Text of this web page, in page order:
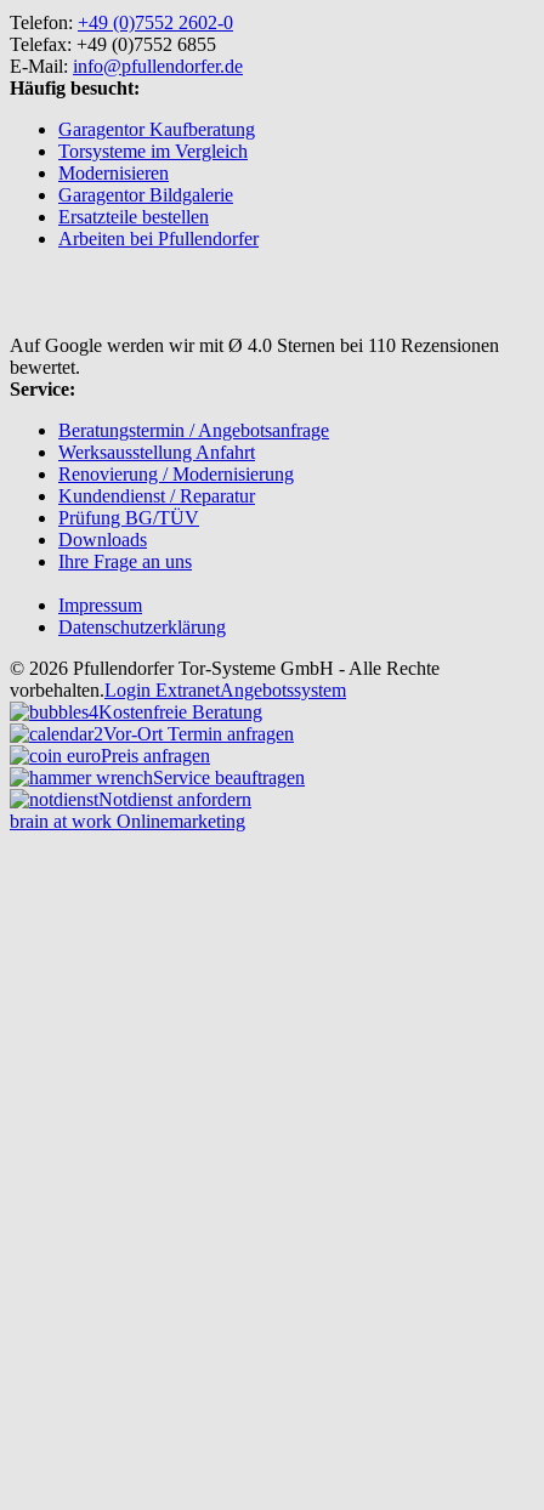
Telefon: +49 (0)7552 2602-0
Telefax: +49 (0)7552 6855
E-Mail: info@pfullendorfer.de
Häufig besucht:
Garagentor Kaufberatung
Torsysteme im Vergleich
Modernisieren
Garagentor Bildgalerie
Ersatzteile bestellen
Arbeiten bei Pfullendorfer
Auf Google werden wir mit Ø 4.0 Sternen bei 110 Rezensionen
bewertet.
Service:
Beratungstermin / Angebotsanfrage
Werksausstellung Anfahrt
Renovierung / Modernisierung
Kundendienst / Reparatur
Prüfung BG/TÜV
Downloads
Ihre Frage an uns
Impressum
Datenschutzerklärung
© 2026 Pfullendorfer Tor-Systeme GmbH - Alle Rechte
vorbehalten.Login ExtranetAngebotssystem
Kostenfreie Beratung
Vor-Ort Termin anfragen
Preis anfragen
Service beauftragen
Notdienst anfordern
brain at work Onlinemarketing